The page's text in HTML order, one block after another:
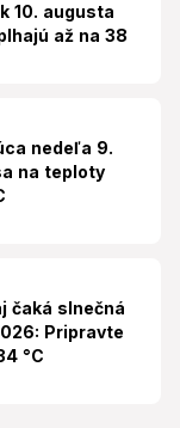
10. augusta
až na 38
nedeľa 9.
na teploty
čaká slnečná
Pripravte
°C